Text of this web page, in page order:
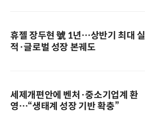
휴젤 장두현 號 1년…상반기 최대 실
적·글로벌 성장 본궤도
세제개편안에 벤처·중소기업계 환
영…“생태계 성장 기반 확충”